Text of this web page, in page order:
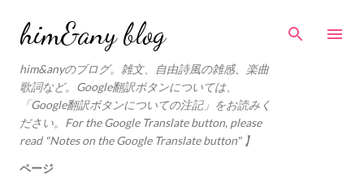
スキップしてメイン コンテンツに移動
him&any blog
him&anyのブログ。雑文、自由詩風の雑感、楽曲
歌詞など。Google翻訳ボタンについては、
「Google翻訳ボタンについての注記」をお読みく
ださい。For the Google Translate button, please
read "Notes on the Google Translate button" 】
ページ